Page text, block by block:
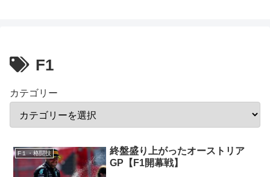
F1
カテゴリー
F１・格闘技
終盤盛り上がったオーストリア
GP【F1開幕戦】